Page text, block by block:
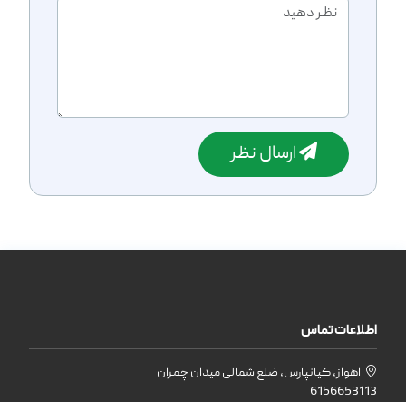
ارسال نظر
اطلاعات تماس
اهواز، کیانپارس، ضلع شمالی میدان چمران
6156653113